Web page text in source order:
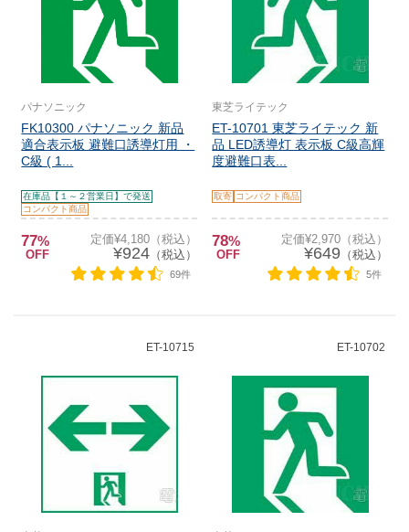
パナソニック
FK10300 パナソニック 新品
適合表示板 避難口誘導灯用 ・
C級 ( 1...
在庫品【１～２営業日】で発送
コンパクト商品
77%
OFF
定価¥4,180（税込）
¥924（税込）
69件
東芝ライテック
ET-10701 東芝ライテック 新
品 LED誘導灯 表示板 C級高輝
度避難口表...
取寄 コンパクト商品
78%
OFF
定価¥2,970（税込）
¥649 （税込）
5件
ET-10715 ET-10702